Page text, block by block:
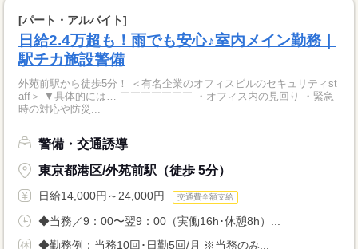
[パート・アルバイト]
日給2.4万超も！雨でも安心♪室内メイン勤務｜
駅チカ施設警備
外苑前駅から徒歩5分！ ＜有名企業のオフィスビルのセキュリティst
aff＞ ▼具体的には… ￣￣￣￣￣￣￣ ・オフィス内の見回り ・緊急
時の対応や防災...
警備・交通誘導
東京都港区/外苑前駅（徒歩 5分）
日給14,000円～24,000円 交通費全額支給
◆当務／9：00〜翌9：00（実働16h･休憩8h）...
◆勤務例：当務10回･日勤5回/月 ※当務のみ...